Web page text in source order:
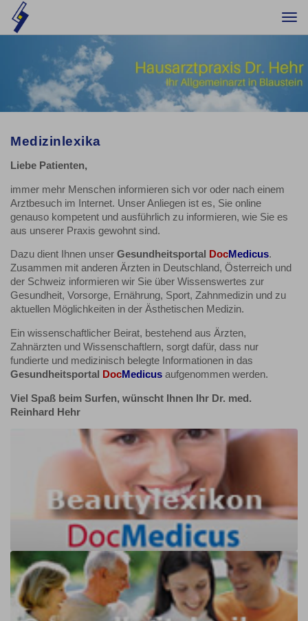
Medizinlexika
Liebe Patienten,
immer mehr Menschen informieren sich vor oder nach einem
Arztbesuch im Internet. Unser Anliegen ist es, Sie online
genauso kompetent und ausführlich zu informieren, wie Sie es
aus unserer Praxis gewohnt sind.
Dazu dient Ihnen unser Gesundheitsportal DocMedicus.
Zusammen mit anderen Ärzten in Deutschland, Österreich und
der Schweiz informieren wir Sie über Wissenswertes zur
Gesundheit, Vorsorge, Ernährung, Sport, Zahnmedizin und zu
aktuellen Möglichkeiten in der Ästhetischen Medizin.
Ein wissenschaftlicher Beirat, bestehend aus Ärzten,
Zahnärzten und Wissenschaftlern, sorgt dafür, dass nur
fundierte und medizinisch belegte Informationen in das
Gesundheitsportal
DocMedicus aufgenommen werden.
Viel Spaß beim Surfen, wünscht Ihnen Ihr Dr. med.
Reinhard Hehr